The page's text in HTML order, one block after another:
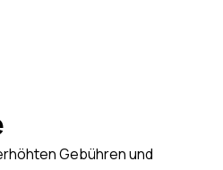
Gebühren und